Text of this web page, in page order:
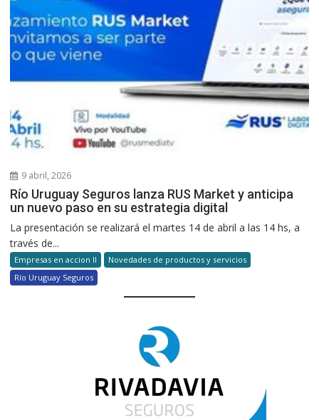
9 abril, 2026
Río Uruguay Seguros lanza RUS Market y anticipa
un nuevo paso en su estrategia digital
La presentación se realizará el martes 14 de abril a las 14 hs, a
través de...
Empresas en accion II
Novedades de productos y servicios
Río Uruguay Seguros